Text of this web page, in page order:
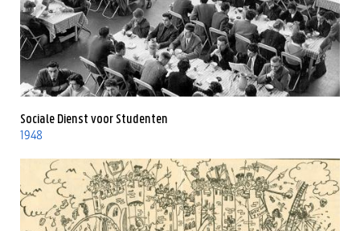
Sociale Dienst voor Studenten
1948